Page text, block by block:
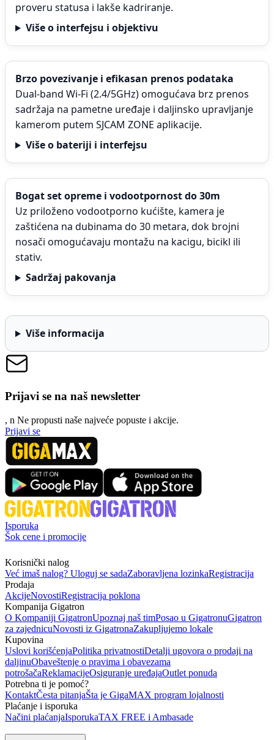
proveru statusa i lakše kadriranje.
Više o interfejsu i objektivu
Brzo povezivanje i efikasan prenos podataka
Dual-band Wi-Fi (2.4/5GHz) omogućava brz prenos
sadržaja na pametne uređaje i daljinsko upravljanje
kamerom putem SJCAM ZONE aplikacije.
Više o bateriji i interfejsu
Bogat set opreme i vodootpornost do 30m
Uz priloženo vodootporno kućište, kamera je
zaštićena na dubinama do 30 metara, dok brojni
nosači omogućavaju montažu na kacigu, bicikl ili
stativ.
Sadržaj pakovanja
Više informacija
Prijavi se na naš newsletter
, n Ne propusti naše najveće popuste i akcije.
Prijavi se
Isporuka
Šok cene i promocije
Korisnički nalog
Već imaš nalog? Uloguj se sadaZaboravljena lozinkaRegistracija
Prodaja
AkcijeNovostiRegistracija poklona
Kompanija Gigatron
O Kompaniji GigatronUpoznaj naš timPosao u GigatronuGigatron
za zajednicuNovosti iz GigatronaZakupljujemo lokale
Kupovina
Uslovi korišćenjaPolitika privatnostiDetalji ugovora o prodaji na
daljinuObaveštenje o pravima i obavezama
potrošačaReklamacijeOsiguranje uređajaOutlet ponuda
Potrebna ti je pomoć?
KontaktČesta pitanjaŠta je GigaMAX program lojalnosti
Plaćanje i isporuka
Načini plaćanjaIsporukaTAX FREE i Ambasade